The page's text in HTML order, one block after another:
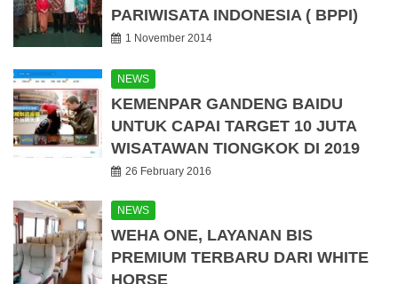
PARIWISATA INDONESIA ( BPPI)
1 November 2014
NEWS
KEMENPAR GANDENG BAIDU
UNTUK CAPAI TARGET 10 JUTA
WISATAWAN TIONGKOK DI 2019
26 February 2016
NEWS
WEHA ONE, LAYANAN BIS
PREMIUM TERBARU DARI WHITE
HORSE